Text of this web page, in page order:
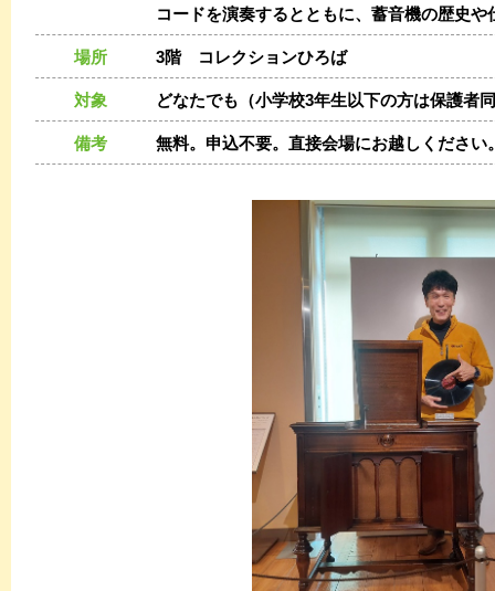
コードを演奏するとともに、蓄音機の歴史
場所 3階 コレクションひろば
対象 どなたでも（小学校3年生以下の方は保護者
備考 無料。申込不要。直接会場にお越しください